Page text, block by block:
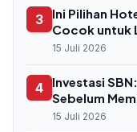
3
Ini Pilihan
Cocok untuk
15 Juli 2026
4
Investasi
Sebelum
15 Juli 2026